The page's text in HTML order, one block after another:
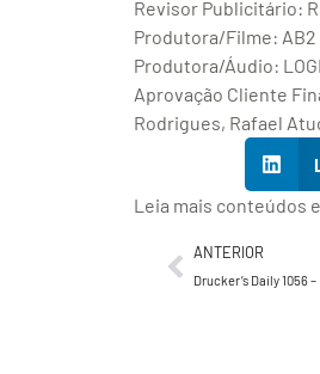
Revisor Publicitário:
Produtora/Filme: AB2
Produtora/Áudio:
Aprovação Cliente
Rodrigues, Rafael
Leia mais conteúdos
ANTERIOR